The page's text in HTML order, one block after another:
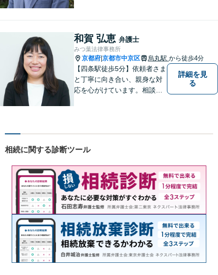
【24時間予約受付】【出張相
談可能】【弁護士保険（特
約）全社対応いたします】
和賀 弘恵 弁護士
みつ葉法律事務所
京都府 京都市中京区 烏丸駅 から徒歩4分
【四条駅徒歩5分】依頼者さま
と丁寧に向き合い、親身な対
応を心がけています。相談料
ます。【夜間・土日祝対応
詳細を見
る
相続に関する診断ツール